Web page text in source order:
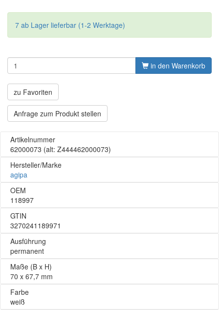
7 ab Lager lieferbar (1-2 Werktage)
in den Warenkorb
zu Favoriten
Anfrage zum Produkt stellen
Artikelnummer
62000073 (alt: Z444462000073)
Hersteller/Marke
agipa
OEM
118997
GTIN
3270241189971
Ausführung
permanent
Maße (B x H)
70 x 67,7 mm
Farbe
weiß